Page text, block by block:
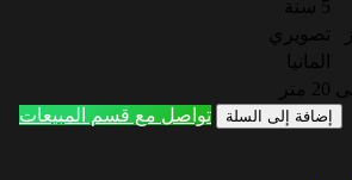
5 سنة
تصويري
المانيا
20 متر
إضافة إلى السلة تواصل مع قسم المبيعات